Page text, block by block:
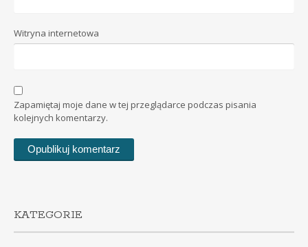
Witryna internetowa
Zapamiętaj moje dane w tej przeglądarce podczas pisania
kolejnych komentarzy.
KATEGORIE